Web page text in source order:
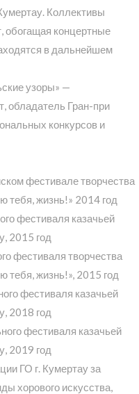
Коллективы
обогащая концертные
в дальнейшем
узоры» —
обладатель Гран-при
конкурсов и
фестивале творчества
тебя, жизнь!» 2014 год
фестиваля казачьей
2015 год
фестиваля творчества
тебя, жизнь!», 2015 год
фестиваля казачьей
2018 год
фестиваля казачьей
2019 год
ГО г. Кумертау за
хорового искусства,